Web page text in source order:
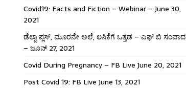
Covid19: Facts and Fiction – Webinar – June 30,
2021
ಡೆಲ್ಟಾ ಪ್ಲಸ್, ಮೂರನೇ ಅಲೆ, ಲಸಿಕೆಗೆ ಒತ್ತಡ – ಎಫ್ ಬಿ ಸಂವಾದ
– ಜೂನ್ 27, 2021
Covid During Pregnancy – FB Live June 20, 2021
Post Covid 19: FB Live June 13, 2021